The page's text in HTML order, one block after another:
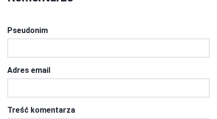
Pseudonim
Adres email
Treść komentarza